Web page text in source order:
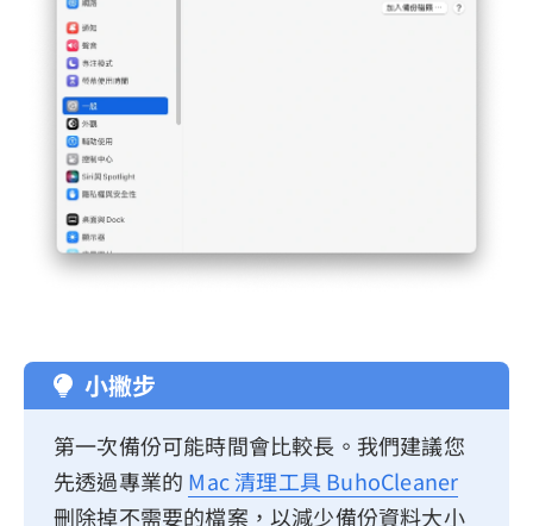
小撇步
第一次備份可能時間會比較長。我們建議您
先透過專業的 Mac 清理工具 BuhoCleaner
刪除掉不需要的檔案，以減少備份資料大小